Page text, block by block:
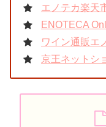
エノテカ楽天
ENOTECA
ワイン通販エ
京王ネットシ